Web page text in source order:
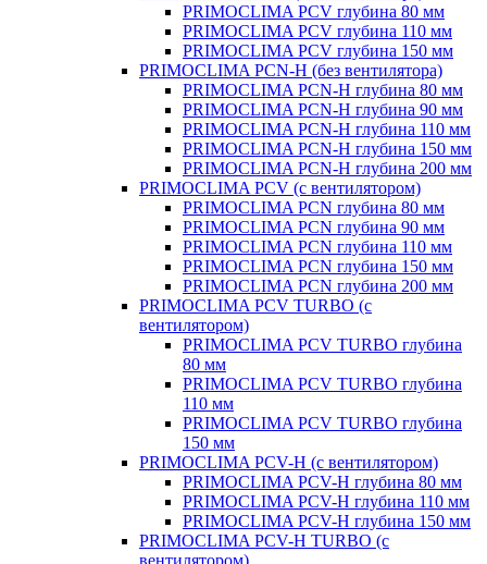
PRIMOCLIMA PCV глубина 80 мм
PRIMOCLIMA PCV глубина 110 мм
PRIMOCLIMA PCV глубина 150 мм
PRIMOCLIMA PCN-H (без вентилятора)
PRIMOCLIMA PCN-H глубина 80 мм
PRIMOCLIMA PCN-H глубина 90 мм
PRIMOCLIMA PCN-H глубина 110 мм
PRIMOCLIMA PCN-H глубина 150 мм
PRIMOCLIMA PCN-H глубина 200 мм
PRIMOCLIMA PCV (c вентилятором)
PRIMOCLIMA PCN глубина 80 мм
PRIMOCLIMA PCN глубина 90 мм
PRIMOCLIMA PCN глубина 110 мм
PRIMOCLIMA PCN глубина 150 мм
PRIMOCLIMA PCN глубина 200 мм
PRIMOCLIMA PCV TURBO (c
вентилятором)
PRIMOCLIMA PCV TURBO глубина
80 мм
PRIMOCLIMA PCV TURBO глубина
110 мм
PRIMOCLIMA PCV TURBO глубина
150 мм
PRIMOCLIMA PCV-H (c вентилятором)
PRIMOCLIMA PCV-H глубина 80 мм
PRIMOCLIMA PCV-H глубина 110 мм
PRIMOCLIMA PCV-H глубина 150 мм
PRIMOCLIMA PCV-H TURBO (c
вентилятором)